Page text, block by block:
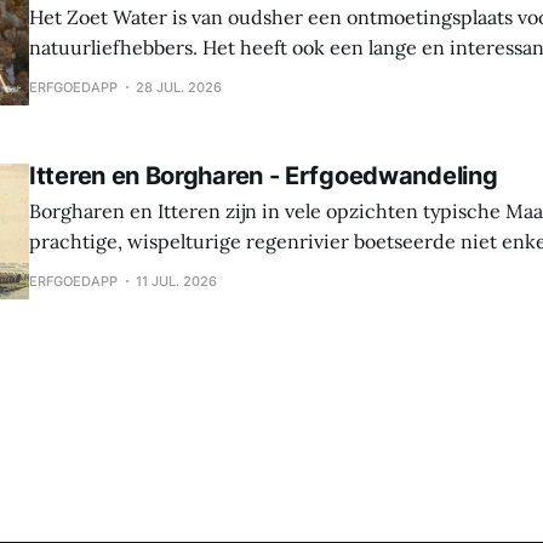
Het Zoet Water is van oudsher een ontmoetingsplaats
natuurliefhebbers. Het heeft ook een lange en
Hier werden sporen gevonden van bewoning en
ERFGOEDAPP 28 JUL. 2026
Itteren en Borgharen - Erfgoedwandeling
Borgharen en Itteren zijn in vele opzichten typische
prachtige, wispelturige regenrivier boetseerde niet
landschap, maar gaf ook mee vorm aan de levens van de
ERFGOEDAPP 11 JUL. 2026